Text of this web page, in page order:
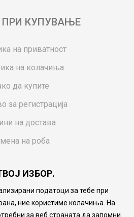
КУПУВАЊЕ
на приватност
на колачиња
да купите
за регистрација
на достава
на роба
Ваучери
Finder
FAQs
ИЗБОР.
податоци за тебе при
ние користиме колачиња. На
за веб страната да запомни